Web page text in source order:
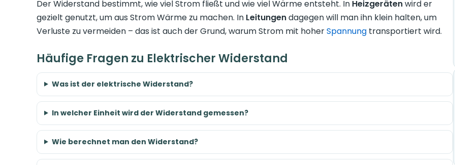
Der Widerstand bestimmt, wie viel Strom fließt und wie viel Wärme entsteht. In Heizgerätenwird er
gezielt genutzt, um aus Strom Wärme zu machen. In Leitungendagegen will man ihn klein halten, um
Verluste zu vermeiden – das ist auch der Grund, warum Strom mit hoherSpannung transportiert wird.
Häufige Fragen zu Elektrischer Widerstand
Was ist der elektrische Widerstand?
In welcher Einheit wird der Widerstand gemessen?
Wie berechnet man den Widerstand?